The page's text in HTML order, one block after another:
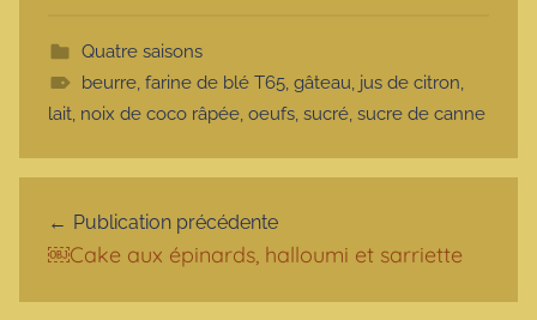
Quatre saisons
beurre, farine de blé T65, gâteau, jus de citron,
lait, noix de coco râpée, oeufs, sucré, sucre de canne
Publication précédente
￼Cake aux épinards, halloumi et sarriette